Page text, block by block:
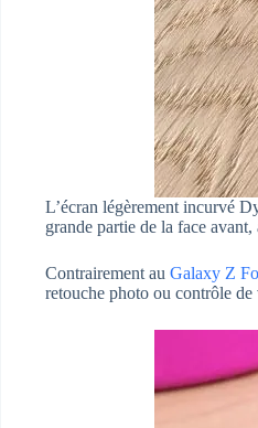
L’écran légèrement incurvé
grande partie de la face
Contrairement au Galaxy Z
retouche photo ou contrôle